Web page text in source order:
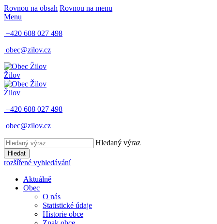
Rovnou na obsah Rovnou na menu
Menu
+420 608 027 498
obec@zilov.cz
Žilov
Žilov
+420 608 027 498
obec@zilov.cz
Hledaný výraz
Hledat
rozšířené vyhledávání
Aktuálně
Obec
O nás
Statistické údaje
Historie obce